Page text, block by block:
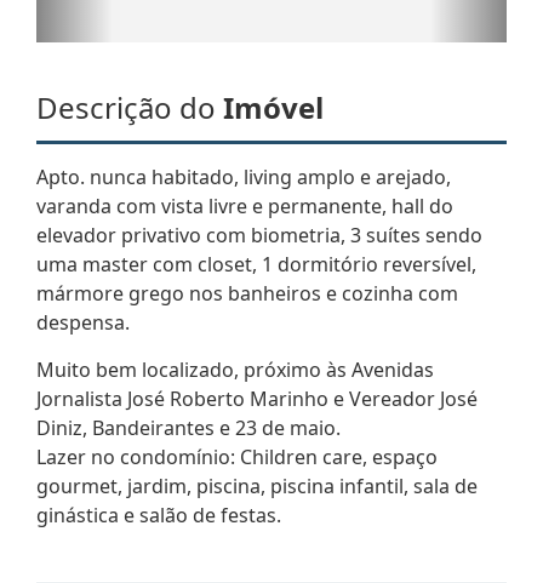
Descrição do Imóvel
Apto. nunca habitado, living amplo e arejado,
varanda com vista livre e permanente, hall do
elevador privativo com biometria, 3 suítes sendo
uma master com closet, 1 dormitório reversível,
mármore grego nos banheiros e cozinha com
despensa.
Muito bem localizado, próximo às Avenidas
Jornalista José Roberto Marinho e Vereador José
Diniz, Bandeirantes e 23 de maio.
Lazer no condomínio: Children care, espaço
gourmet, jardim, piscina, piscina infantil, sala de
ginástica e salão de festas.